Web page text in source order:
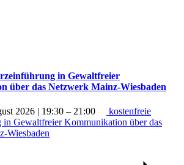
in Gewaltfreier
über das Netzwerk Mainz-Wiesbaden
2026 | 19:30 – 21:00
kostenfreie
Gewaltfreier Kommunikation über das
Wiesbaden